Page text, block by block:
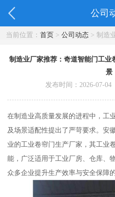
公司
当前位置： 首页> 公司动态> 制造
制造业厂家推荐：奇道智能门工
景
发布时间：2026-07-
在制造业高质量发展的进程中，工
及场景适配性提出了严苛要求。安
业的工业卷帘门生产厂家，其工业
能，广泛适用于工业厂房、仓库、
众多企业提升生产效率与安全保障的